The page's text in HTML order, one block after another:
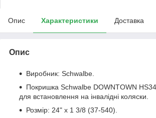
Опис Характеристики Доставка
Опис
Виробник: Schwalbe.
Покришка Schwalbe DOWNTOWN
для встановлення на інвалідні коляски.
Розмір: 24" x 1 3/8 (37-540).